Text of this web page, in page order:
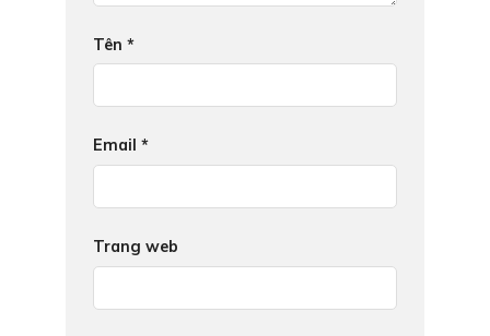
Tên *
Email *
Trang web